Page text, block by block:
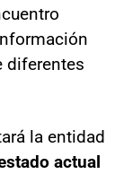
diferentes
la entidad
actual